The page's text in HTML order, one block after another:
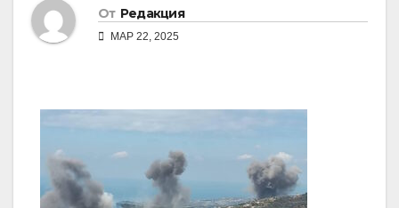
От Редакция
МАР 22, 2025